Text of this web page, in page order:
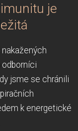
je
jsme se chránili
k energetické